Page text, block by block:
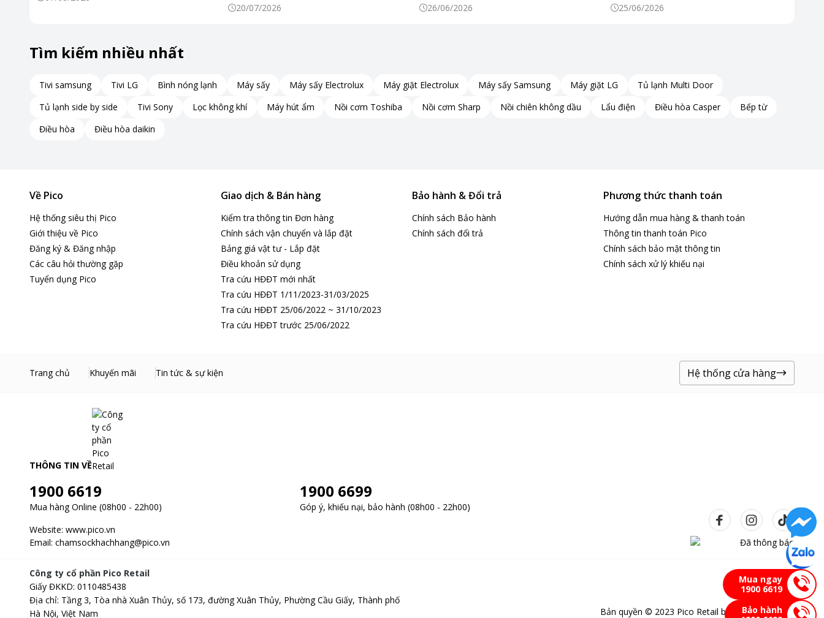
Mua ngay
1900 6619
Bảo hành
20/07/2026
Khiến Thực Phẩm Tươi Ngon Mỗi Ngày
26/06/2026
Đình Hiện Đại
25/06/2026
Tìm kiếm nhiều nhất
Tivi samsung Tivi LG Bình nóng lạnh Máy sấy Máy sấy Electrolux Máy giặt Electrolux Máy sấy Samsung Máy giặt LG
Tủ lạnh Multi Door
Tủ lạnh side by side
Tivi Sony Lọc không khí Máy hút ẩm Nồi cơm Toshiba Nồi cơm Sharp Nồi chiên không dầu Lẩu điện Điều hòa Casper
Bếp từ
Điều hòa
Điều hòa daikin
Về Pico
Hệ thống siêu thị Pico
Giới thiệu về Pico
Đăng ký & Đăng nhập
Các câu hỏi thường gặp
Tuyển dụng Pico
Giao dịch & Bán hàng
Kiểm tra thông tin Đơn hàng
Chính sách vận chuyển và lắp đặt
Bảng giá vật tư - Lắp đặt
Điều khoản sử dụng
Tra cứu HĐĐT mới nhất
Tra cứu HĐĐT 1/11/2023-31/03/2025
Tra cứu HĐĐT 25/06/2022 ~ 31/10/2023
Tra cứu HĐĐT trước 25/06/2022
Bảo hành & Đổi trả
Chính sách Bảo hành
Chính sách đổi trả
Phương thức thanh toán
Hướng dẫn mua hàng & thanh toán
Thông tin thanh toán Pico
Chính sách bảo mật thông tin
Chính sách xử lý khiếu nại
Trang chủ Khuyến mãi Tin tức & sự kiện Hệ thống cửa hàng
THÔNG TIN VỀ
1900 6619
Mua hàng Online (08h00 - 22h00)
1900 6699
Góp ý, khiếu nại, bảo hành (08h00 - 22h00)
Website: www.pico.vn
Email: chamsockhachhang@pico.vn
Công ty cổ phần Pico Retail
Giấy ĐKKD: 0110485438
Địa chỉ: Tầng 3, Tòa nhà Xuân Thủy, số 173, đường Xuân Thủy, Phường Cầu Giấy, Thành phố
Hà Nội, Việt Nam
Bản quyền © 2023 Pico Retail bảo lưu mọi quyền